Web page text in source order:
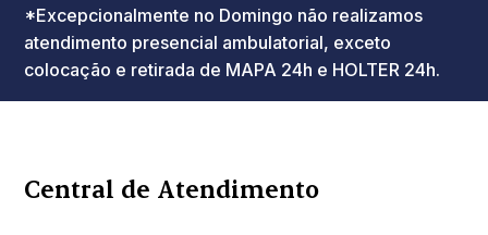
*Excepcionalmente no Domingo não realizamos
atendimento presencial ambulatorial, exceto
colocação e retirada de MAPA 24h e HOLTER 24h.
Central de Atendimento